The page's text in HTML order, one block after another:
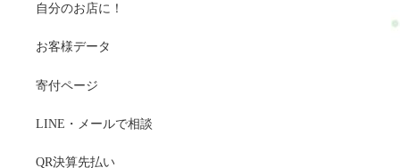
自分のお店に！
お客様データ
寄付ページ
LINE・メールで相談
QR決算先払い